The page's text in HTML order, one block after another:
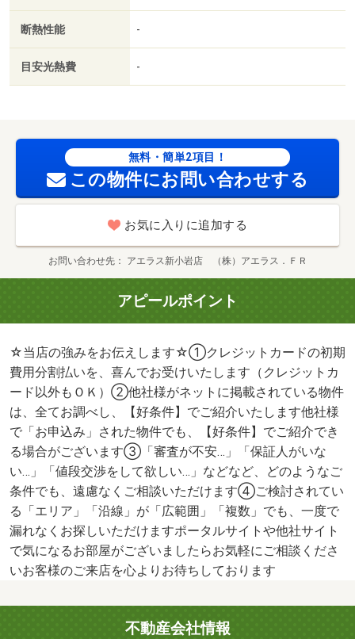
断熱性能 -
目安光熱費 -
無料・簡単2項目！
この物件にお問い合わせする
お気に入りに追加する
お問い合わせ先 アエラス新小岩店 （株）アエラス．ＦＲ
アピールポイント
☆当店の強みをお伝えします☆①クレジットカードの初期
費用分割払いを、喜んでお受けいたします（クレジットカ
ード以外もＯＫ）②他社様がネットに掲載されている物件
は、全てお調べし、【好条件】でご紹介いたします他社様
で「お申込み」された物件でも、【好条件】でご紹介でき
る場合がございます③「審査が不安…」「保証人がいな
い…」「値段交渉をして欲しい…」などなど、どのようなご
条件でも、遠慮なくご相談いただけます④ご検討されてい
る「エリア」「沿線」が「広範囲」「複数」でも、一度で
漏れなくお探しいただけますポータルサイトや他社サイト
で気になるお部屋がございましたらお気軽にご相談くださ
いお客様のご来店を心よりお待ちしております
不動産会社情報